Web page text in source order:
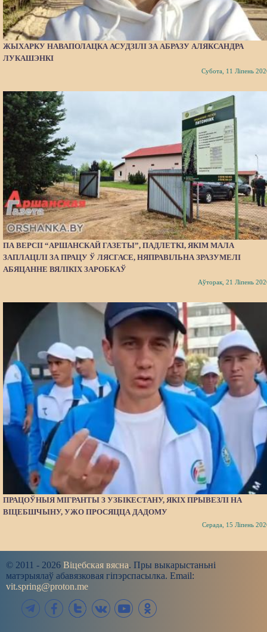
ЖЫХАРКУ НАВАПОЛАЦКА АСУДЗІЛІ ЗА АБРАЗУ АЛЯКСАНДРА
ЛУКАШЭНКІ
Субота, 11 Ліпень
ПА ВЕРСІІ “АРШАНСКАЙ ГАЗЕТЫ”, ПАДЛЕТКІ, ЯКІМ МАЛА
ЗАПЛАЦІЛІ ЗА ПРАЦУ Ў ЛЯСГАСЕ, НЯПРАВІЛЬНА ЗРАЗУМЕЛІ
АБЯЦАННЕ ВЯЛІКІХ ЗАРОБКАЎ
Аўторак, 21 Ліпень
ПРАЦОЎНЫЯ МІГРАНТЫ З УЗБІКЕСТАНУ, ЯКІХ ПРЫВЕЗЛІ НА
ВІЦЕБШЧЫНУ, УЖО ПРОСЯЦЦА ДАДОМУ
Серада, 15 Ліпень
© 2011 - 2026 Віцебская вясна. Пры выкарыстаньні
матэрыялаў абавязковая гіпэрспасылка. Email:
vit.spring@proton.me